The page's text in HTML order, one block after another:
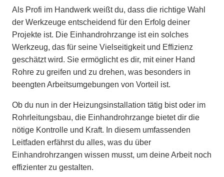
Als Profi im Handwerk weißt du, dass die richtige Wahl
der Werkzeuge entscheidend für den Erfolg deiner
Projekte ist. Die Einhandrohrzange ist ein solches
Werkzeug, das für seine Vielseitigkeit und Effizienz
geschätzt wird. Sie ermöglicht es dir, mit einer Hand
Rohre zu greifen und zu drehen, was besonders in
beengten Arbeitsumgebungen von Vorteil ist.
Ob du nun in der Heizungsinstallation tätig bist oder im
Rohrleitungsbau, die Einhandrohrzange bietet dir die
nötige Kontrolle und Kraft. In diesem umfassenden
Leitfaden erfährst du alles, was du über
Einhandrohrzangen wissen musst, um deine Arbeit noch
effizienter zu gestalten.